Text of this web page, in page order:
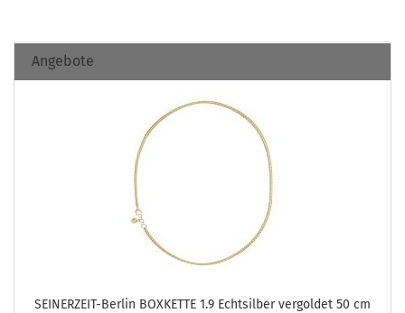
Angebote
SEINERZEIT-​Berlin BOX­KET­TE 1.9 Echt­sil­ber ver­gol­det 50 cm